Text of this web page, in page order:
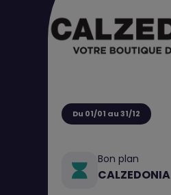
Du 01/01 au 31/12
Bon plan
CALZEDONIA